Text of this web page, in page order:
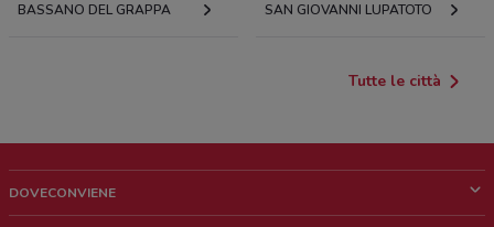
BASSANO DEL GRAPPA SAN GIOVANNI LUPATOTO
Tutte le città
DOVECONVIENE